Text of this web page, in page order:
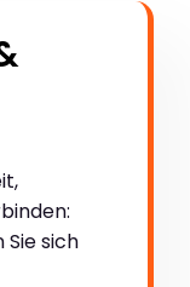
Sie sich